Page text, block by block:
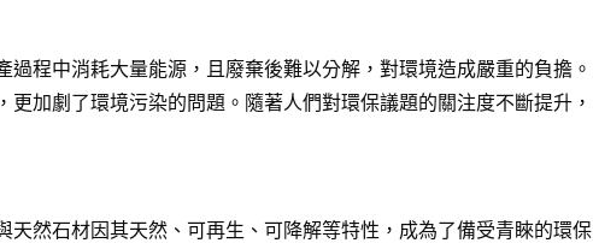
程中消耗大量能源，且廢棄後難以分解，對環境造成嚴重的負擔。
加劇了環境污染的問題。隨著人們對環保議題的關注度不斷提升，
然石材因其天然、可再生、可降解等特性，成為了備受青睞的環保